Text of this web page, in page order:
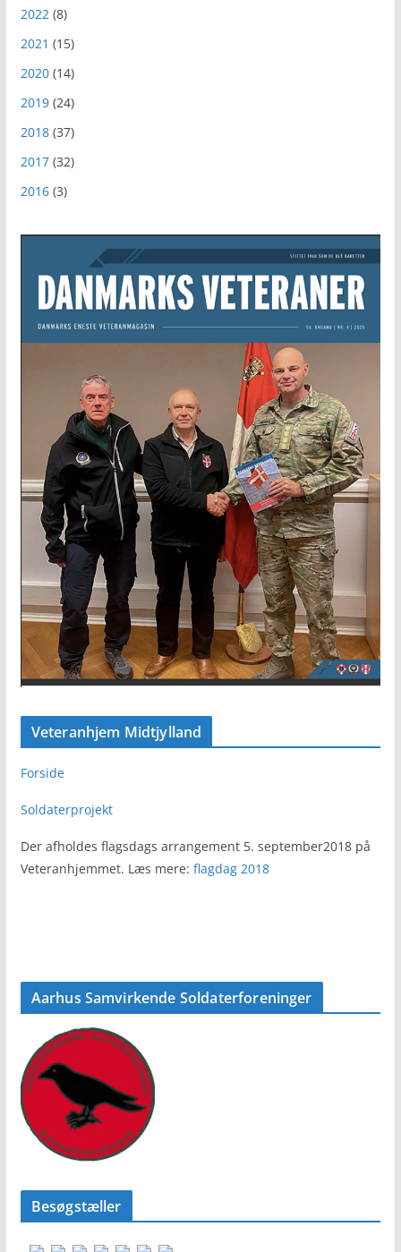
2022 (8)
2021 (15)
2020(14)
2019(24)
2018(37)
2017(32)
2016(3)
Veteranhjem Midtjylland
Forside
Soldaterprojekt
Der afholdes flagsdags arrangement 5. september2018 på
Veteranhjemmet. Læs mere: flagdag 2018
Aarhus Samvirkende Soldaterforeninger
Besøgstæller